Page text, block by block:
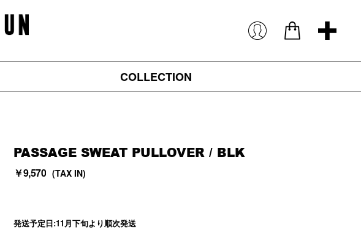
COLLECTION
PASSAGE SWEAT PULLOVER / BLK
￥9,570 (TAX IN)
発送予定日:11月下旬より順次発送